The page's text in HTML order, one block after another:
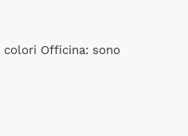
Officina: sono